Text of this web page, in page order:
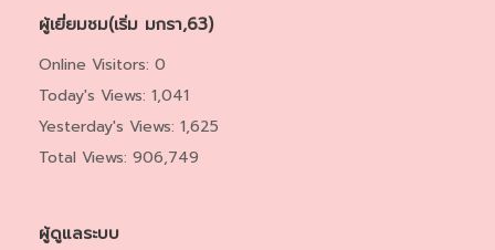
ผู้เยี่ยมชม(เริ่ม มกรา,63)
Online Visitors: 0
Today's Views: 1,041
Yesterday's Views: 1,625
Total Views: 906,749
ผู้ดูแลระบบ